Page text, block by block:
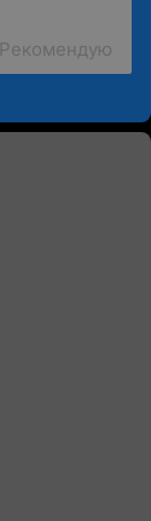
Рекомендую